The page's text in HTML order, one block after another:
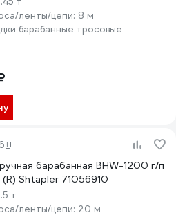
ленты/цепи: 8 м
барабанные тросовые
барабанная BHW-1200 г/п
Shtapler 71056910
т
ленты/цепи: 20 м